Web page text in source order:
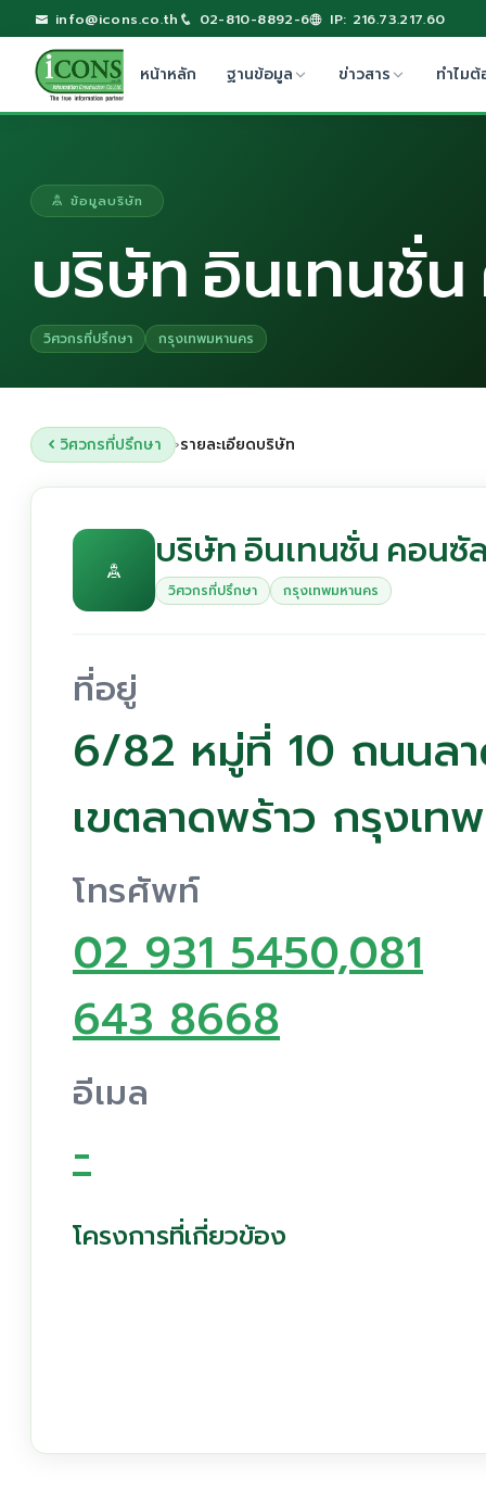
info@icons.co.th 02-810-8892-6 IP: 216.73.217.60
หน้าหลัก ฐานข้อมูล ข่าวสาร ทำไมต้
ข้อมูลบริษัท
บริษัท อินเทนชั่
วิศวกรที่ปรึกษา กรุงเทพมหานคร
วิศวกรที่ปรึกษา ›รายละเอียดบริษัท
บริษัท อินเทนชั่น คอนซั
วิศวกรที่ปรึกษา กรุงเทพมหานคร
ที่อยู่
6/82 หมู่ที่ 10 ถนนล
เขตลาดพร้าว กรุงเท
โทรศัพท์
02 931 5450,081
643 8668
อีเมล
-
โครงการที่เกี่ยวข้อง